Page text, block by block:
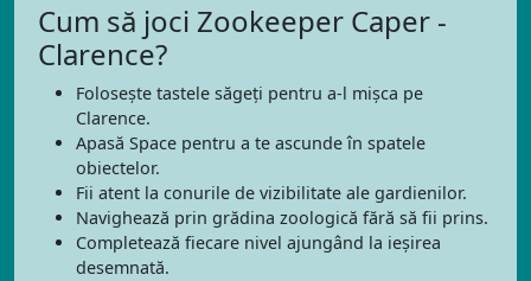
Cum să joci Zookeeper Caper -
Clarence?
Folosește tastele săgeți pentru a-l mișca pe
Clarence.
Apasă Space pentru a te ascunde în spatele
obiectelor.
Fii atent la conurile de vizibilitate ale gardienilor.
Navighează prin grădina zoologică fără să fii prins.
Completează fiecare nivel ajungând la ieșirea
desemnată.